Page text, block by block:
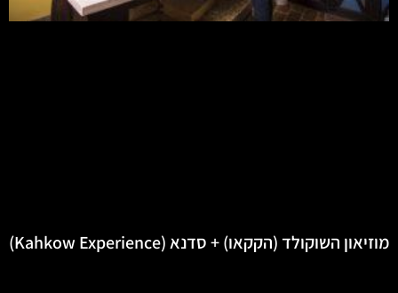
מוזיאון השוקולד (הקקאו) + סדנא (Kahkow Experience)